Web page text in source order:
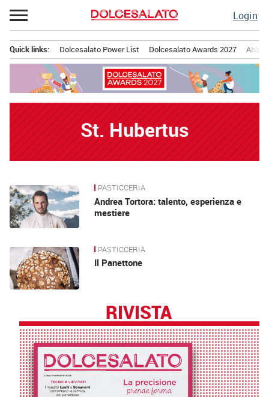
Passa
al
Login
principale
Quick links: Dolcesalato Power List Dolcesalato Awards 2027
St. Hubertus
News PASTICCERIA
Andrea Tortora: talento, esperienza e
mestiere
PASTICCERIA
Il Panettone
RIVISTA